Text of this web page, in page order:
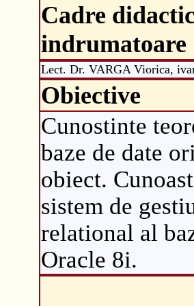
Cadre
indrumatoare
Lect. Dr. VARGA Viorica,
Obiective
Cunostinte
baze de date
obiect.
sistem de
relational al
Oracle 8i.